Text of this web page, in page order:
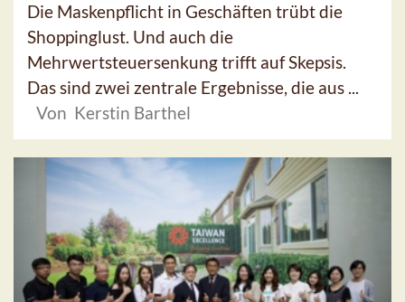
Die Maskenpflicht in Geschäften trübt die
Shoppinglust. Und auch die
Mehrwertsteuersenkung trifft auf Skepsis.
Das sind zwei zentrale Ergebnisse, die aus ...
Von Kerstin Barthel